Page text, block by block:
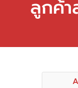
ลูกค้า